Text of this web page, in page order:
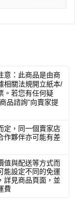
意：此商品是由商
相關法規開立紙本/
。若您有任何疑
品諮詢”向賣家提
定，同一個賣家店
作夥伴亦可能有差
值與配送等方式而
能設定不同的免運
詳見商品頁面，並
費